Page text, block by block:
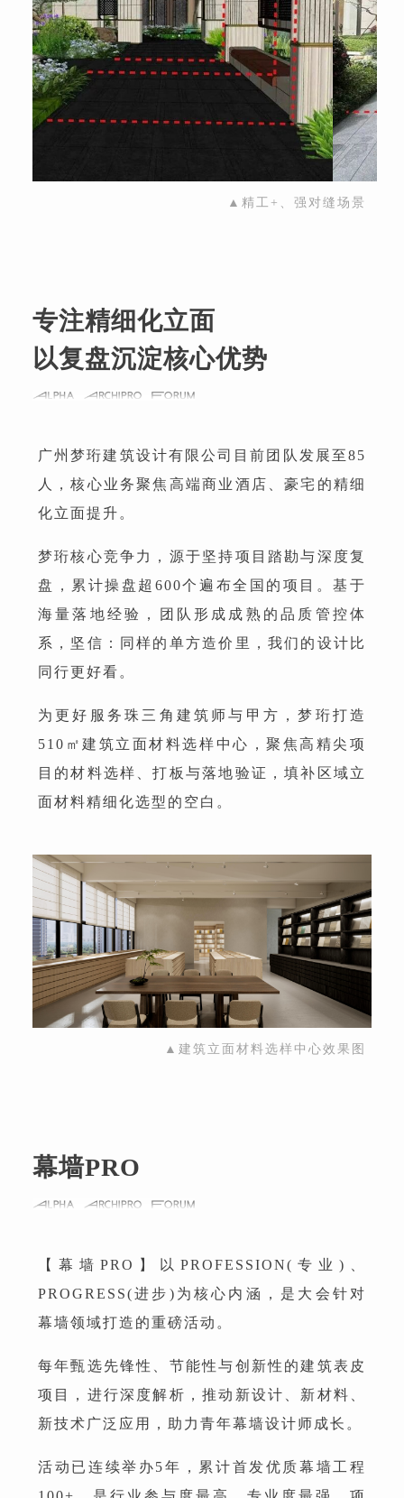
▲精工+、强对缝场景
专注精细化立面
以复盘沉淀核心优势
广州梦珩建筑设计有限公司目前团队发展至85
人，核心业务聚焦高端商业酒店、豪宅的精细
化立面提升。
梦珩核心竞争力，源于坚持项目踏勘与深度复
盘，累计操盘超600个遍布全国的项目。基于
海量落地经验，团队形成成熟的品质管控体
系，坚信：同样的单方造价里，我们的设计比
同行更好看。
为更好服务珠三角建筑师与甲方，梦珩打造
510㎡建筑立面材料选样中心，聚焦高精尖项
目的材料选样、打板与落地验证，填补区域立
面材料精细化选型的空白。
▲建筑立面材料选样中心效果图
幕墙PRO
【幕墙PRO】以PROFESSION(专业)、
PROGRESS(进步)为核心内涵，是大会针对
幕墙领域打造的重磅活动。
每年甄选先锋性、节能性与创新性的建筑表皮
项目，进行深度解析，推动新设计、新材料、
新技术广泛应用，助力青年幕墙设计师成长。
活动已连续举办5年，累计首发优质幕墙工程